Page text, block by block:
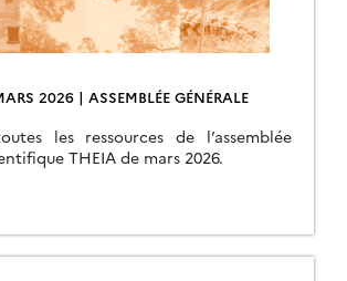
2026 | ASSEMBLÉE GÉNÉRALE
les ressources de l’assemblée
THEIA de mars 2026.